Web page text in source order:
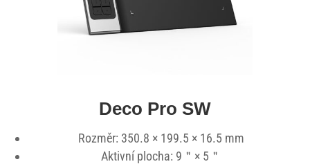
Deco Pro SW
Rozměr: 350.8 × 199.5 × 16.5 mm
Aktivní plocha: 9＂× 5＂